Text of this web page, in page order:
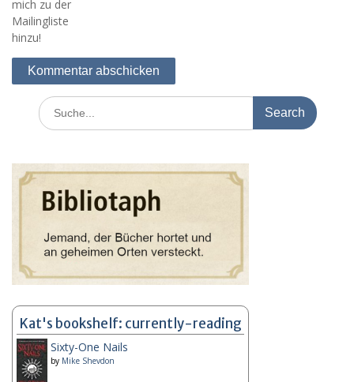
mich zu der
Mailingliste
hinzu!
Search
for:
Kat's bookshelf: currently-reading
Sixty-One Nails
by Mike Shevdon